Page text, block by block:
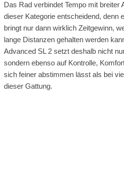
Das Rad verbindet Tempo mit breiter
dieser Kategorie entscheidend, denn
bringt nur dann wirklich Zeitgewinn,
lange Distanzen gehalten werden
Advanced SL 2 setzt deshalb nicht
sondern ebenso auf Kontrolle,
sich feiner abstimmen lässt als bei
dieser Gattung.